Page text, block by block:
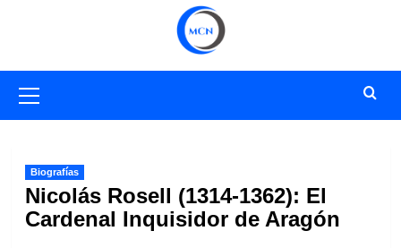
primario
Biografías
Nicolás Rosell (1314-1362): El
Cardenal Inquisidor de Aragón